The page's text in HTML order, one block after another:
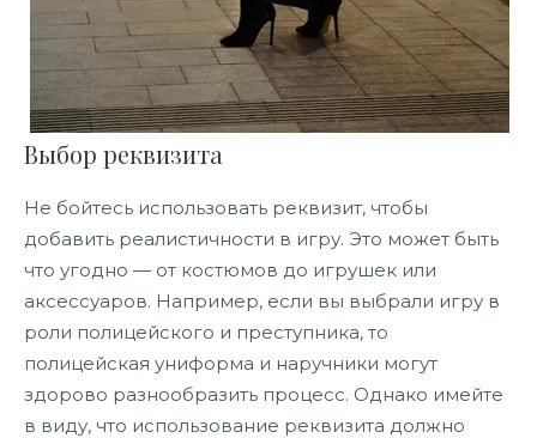
Выбор реквизита
Не бойтесь использовать реквизит, чтобы
добавить реалистичности в игру. Это может быть
что угодно — от костюмов до игрушек или
аксессуаров. Например, если вы выбрали игру в
роли полицейского и преступника, то
полицейская униформа и наручники могут
здорово разнообразить процесс. Однако имейте
в виду, что использование реквизита должно